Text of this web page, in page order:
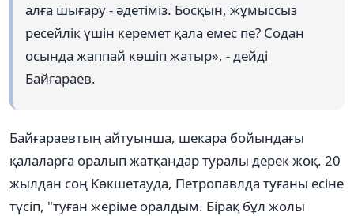
алға шығару - әдетіміз. Босқын, жұмыссыз
ресейлік үшін керемет қала емес пе? Содан
осында жаппай көшіп жатыр», - дейді
Байғараев.
Байғараевтың айтуынша, шекара бойындағы
қалаларға оралып жатқандар туралы дерек жоқ. 20
жылдан соң Көкшетауда, Петропавлда туғаны есіне
түсіп, "туған жеріме оралдым. Бірақ бұл жолы